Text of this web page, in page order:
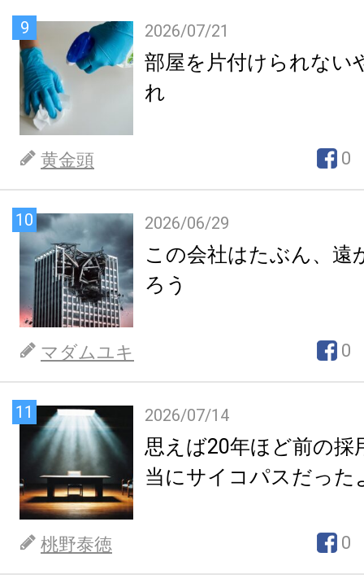
9 2026/07/21
部屋を片付けられない
れ
黄金頭 0
10 2026/06/29
この会社はたぶん、遠
ろう
マダムユキ 0
11 2026/07/14
思えば20年ほど前の採
当にサイコパスだった
桃野泰徳 0